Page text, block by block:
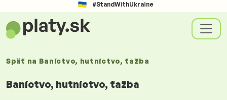
#StandWithUkraine
Späť na Baníctvo, hutníctvo, ťažba
Baníctvo, hutníctvo, ťažba